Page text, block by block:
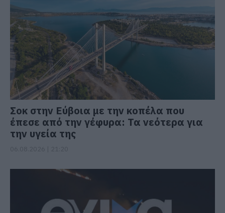
Σοκ στην Εύβοια με την κοπέλα που
έπεσε από την γέφυρα: Τα νεότερα για
την υγεία της